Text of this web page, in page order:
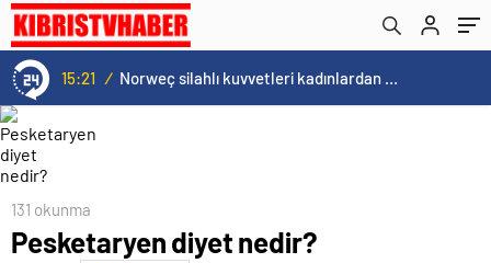
15:21 / Norweç silahlı kuvvetleri kadınlardan oluşan özel kuvvetler eğitimlerini başlattı.
131 okunma
Pesketaryen diyet nedir?